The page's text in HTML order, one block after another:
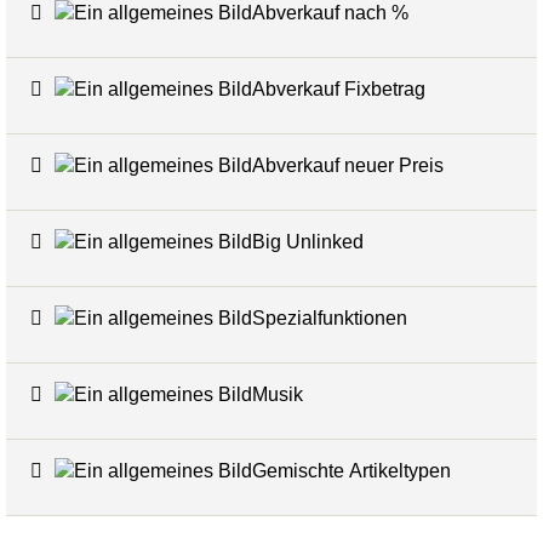
Abverkauf nach %
Abverkauf Fixbetrag
Abverkauf neuer Preis
Big Unlinked
Spezialfunktionen
Musik
Gemischte Artikeltypen